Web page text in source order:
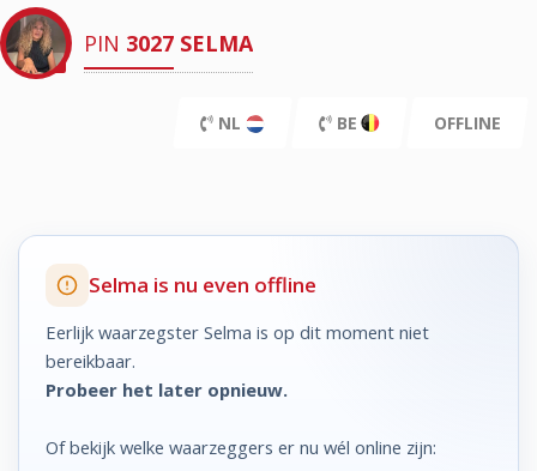
PIN 3027 SELMA
NL BE OFFLINE
Selma is nu even offline
Eerlijk waarzegster Selma is op dit moment niet
bereikbaar.
Probeer het later opnieuw.
Of bekijk welke waarzeggers er nu wél online zijn: